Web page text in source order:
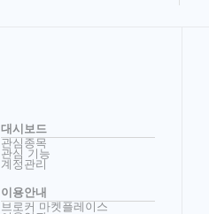
대시보드
관심종목
관심 기능
계정관리
이용안내
브로커 마켓플레이스